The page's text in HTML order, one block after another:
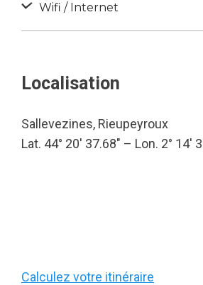
Wifi / Internet
Localisation
Sallevezines, Rieupeyroux
Lat. 44° 20′ 37.68″ – Lon. 2° 14′
Calculez votre itinéraire